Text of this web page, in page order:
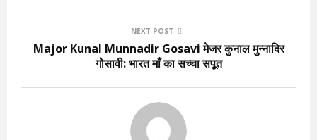
NEXT POST
Major Kunal Munnadir Gosavi मेजर कुनाल मुन्नादिर
गोसावी: भारत माँ का सच्चा सपूत